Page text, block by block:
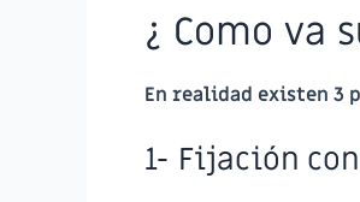
¿ Como va
En realidad existen 3
1- Fijación